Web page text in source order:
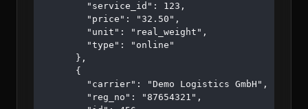
        "service_id": 123,
        "price": "32.50",
        "unit": "real_weight",
        "type": "online"
      },
      {
        "carrier": "Demo Logistics GmbH",
        "reg_no": "87654321",